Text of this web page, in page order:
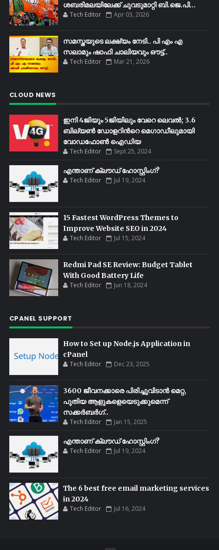
ശബരിമലയിലേക്ക്​ ചുവടുമാറ്റി ബി.ജെ.പി...
Tech Editor Apr 03, 2026
സമസ്തയുടെ ലക്ഷ്യം നേടി.. പി എം എ
സലാമും ഷാഫി ചാലിയവും ഔട്ട്..
Tech Editor Mar 21, 2026
CLOUD NEWS
ഇനി 4ജിയും 5ജിയിലും വേറെ ലെവൽ; 3.6
ബില്യണ്‍ ഡോളറിന്‍റെ മെഗാഡീലുമായി
വോഡഫോണ്‍ ഐഡിയ
Tech Editor Sept 25, 2024
എന്താണ് ക്ലൗഡ് ഹോസ്റ്റിംഗ്?
Tech Editor Jul 19, 2024
15 Fastest WordPress Themes to
Improve Website SEO in 2024
Tech Editor Jul 15, 2024
Redmi Pad SE Review: Budget Tablet
With Good Battery Life
Tech Editor Jun 18, 2024
CPANEL SUPPORT
How to Set up Node.js Application in
cPanel
Tech Editor Dec 23, 2025
3600 ജീവനക്കാരെ പിരിച്ചുവിടാൻ മെറ്റ,
പുതിയ ആളുകളെയെടുക്കുമെന്ന്
സക്കർബർഗ്..
Tech Editor Jan 15, 2025
എന്താണ് ക്ലൗഡ് ഹോസ്റ്റിംഗ്?
Tech Editor Jul 19, 2024
The 6 best free email marketing services
in 2024
Tech Editor Jul 16, 2024